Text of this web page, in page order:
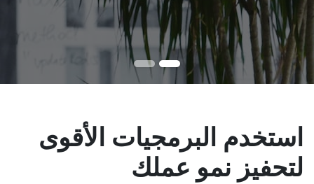
استخدم البرمجيات الأقوى
لتحفيز نمو عملك